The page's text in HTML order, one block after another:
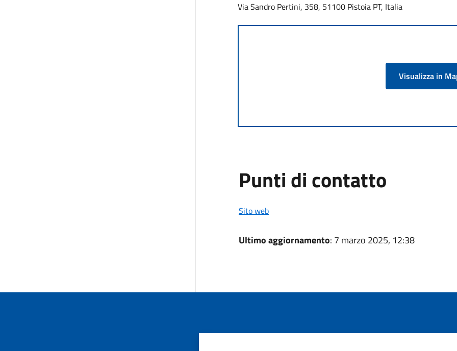
Via Sandro Pertini, 358, 51100 Pistoia PT, Italia
Visualizza in
Punti di contatto
Sito web
Ultimo aggiornamento: 7 marzo 2025, 12:38